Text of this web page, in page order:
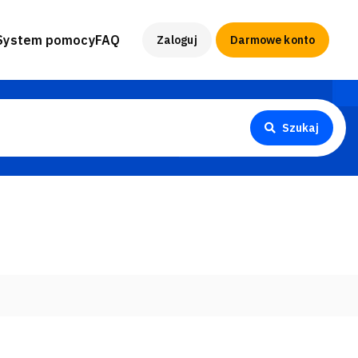
pomocyFAQ Zaloguj Darmowe konto
Szukaj